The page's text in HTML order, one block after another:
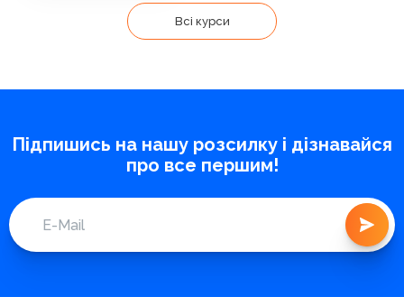
Всі курси
Підпишись на нашу розсилку і дізнавайся
про все першим!